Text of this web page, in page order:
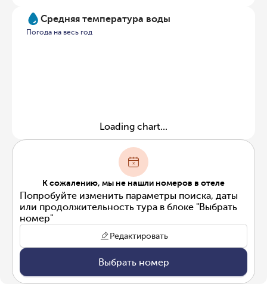
Средняя температура воды
Погода на весь год
Loading chart...
К сожалению, мы не нашли номеров в отеле
Попробуйте изменить параметры поиска, даты
или продолжительность тура в блоке "Выбрать
номер"
Редактировать
Выбрать номер